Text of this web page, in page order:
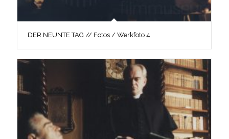
DER NEUNTE TAG // Fotos / Werkfoto 4